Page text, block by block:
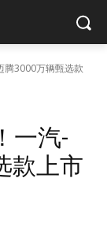
腾3000万辆甄选款
一汽-
款上市